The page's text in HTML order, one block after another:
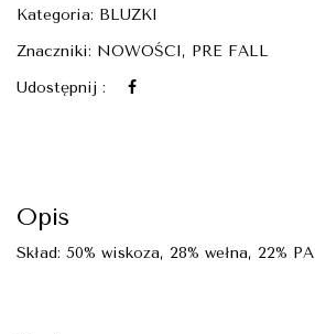
Kategoria: BLUZKI
Znaczniki: NOWOŚCI, PRE FALL
Udostępnij :
Opis
Skład: 50% wiskoza, 28% wełna, 22% PA